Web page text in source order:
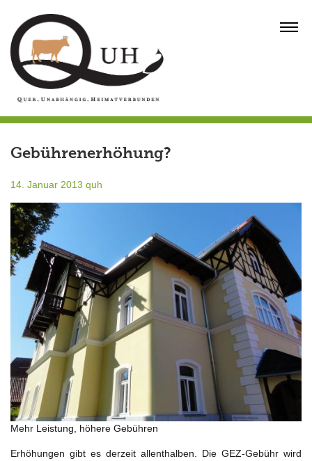
content
Gebührenerhöhung?
14. Januar 2013 quh
Mehr Leistung, höhere Gebühren
Erhöhungen gibt es derzeit allenthalben. Die GEZ-Gebühr wird